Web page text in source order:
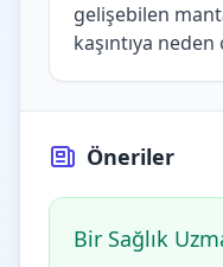
gelişebilen
kaşıntıya neden
Öneriler
Bir Sağlık